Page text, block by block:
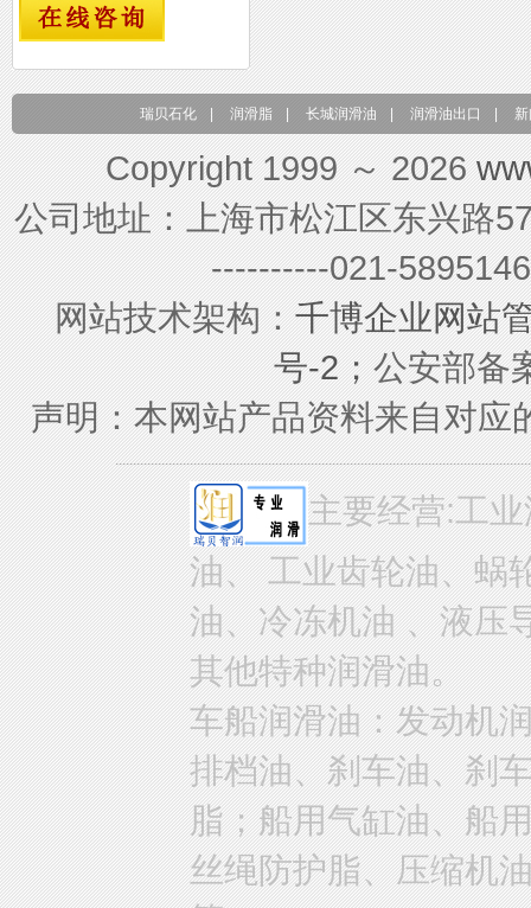
瑞贝石化 润滑脂 长城润滑油 润滑油出口
Copyright 1999 ～ 2026
公司地址：上海市松江区东兴路
----------021-
网站技术架构：千博企业网站
号-2；公安部备
声明：本网站产品资料来自对
主要经营:工
油、 工业齿轮油、蜗
油、冷冻机油 、液压
其他特种润滑油。
车船润滑油：发动机
排档油、刹车油、刹
脂；船用气缸油、船
丝绳防护脂、压缩机